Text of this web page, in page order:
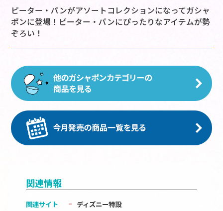
ピーター・パンがアソートコレクションになってガシャ
ポンに登場！ピーター・パンにぴったりなアイテムが勢
ぞろい！
関連情報
関連サイト
ディズニー特設